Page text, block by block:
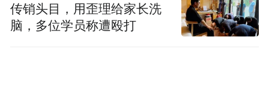
传销头目，用歪理给家长洗
脑，多位学员称遭殴打